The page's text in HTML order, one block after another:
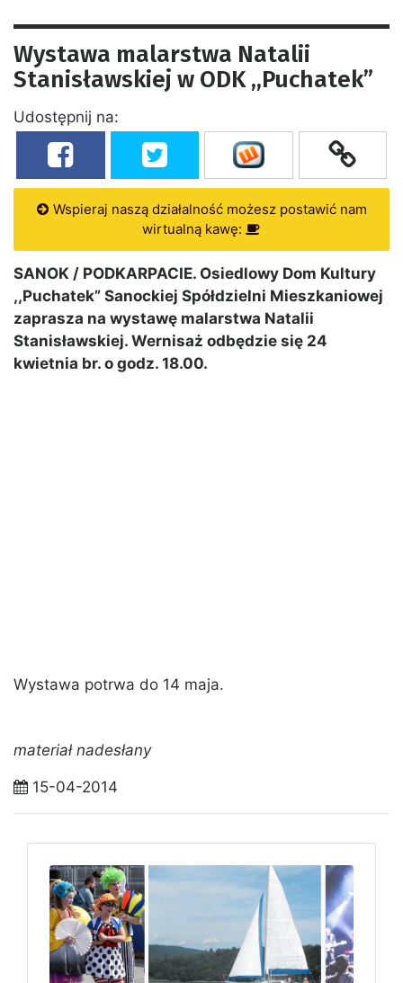
Wystawa malarstwa Natalii
Stanisławskiej w ODK ,,Puchatek”
Udostępnij na:
Wspieraj naszą działalność możesz postawić nam
wirtualną kawę:
SANOK / PODKARPACIE. Osiedlowy Dom Kultury
,,Puchatek” Sanockiej Spółdzielni Mieszkaniowej
zaprasza na wystawę malarstwa Natalii
Stanisławskiej. Wernisaż odbędzie się 24
kwietnia br. o godz. 18.00.
Wystawa potrwa do 14 maja.
materiał nadesłany
15-04-2014